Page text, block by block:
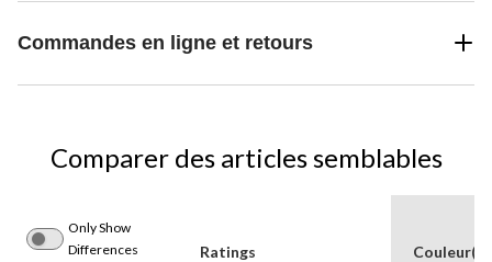
Commandes en ligne et retours
Comparer des articles semblables
Only Show
Differences
Ratings Couleur(s)